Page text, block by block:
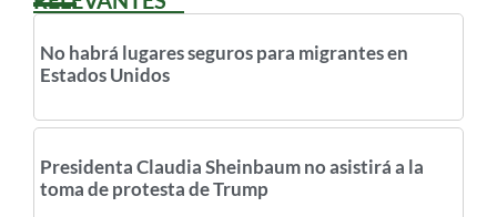
No habrá lugares seguros para migrantes en
Estados Unidos
Presidenta Claudia Sheinbaum no asistirá a la
toma de protesta de Trump